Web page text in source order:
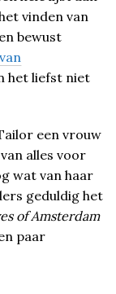
vinden van
bewust
het liefst niet
een vrouw
alles voor
wat van haar
geduldig het
of Amsterdam
paar